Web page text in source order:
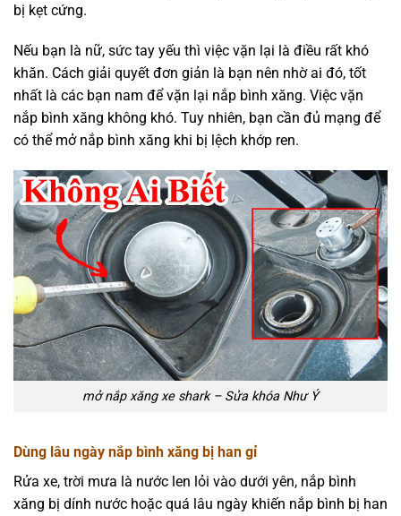
bị kẹt cứng.
Nếu bạn là nữ, sức tay yếu thì việc vặn lại là điều rất khó
khăn. Cách giải quyết đơn giản là bạn nên nhờ ai đó, tốt
nhất là các bạn nam để vặn lại nắp bình xăng. Việc vặn
nắp bình xăng không khó. Tuy nhiên, bạn cần đủ mạng để
có thể mở nắp bình xăng khi bị lệch khớp ren.
mở nắp xăng xe shark – Sửa khóa Như Ý
Dùng lâu ngày nắp bình xăng bị han gỉ
Rửa xe, trời mưa là nước len lỏi vào dưới yên, nắp bình
xăng bị dính nước hoặc quá lâu ngày khiến nắp bình bị han